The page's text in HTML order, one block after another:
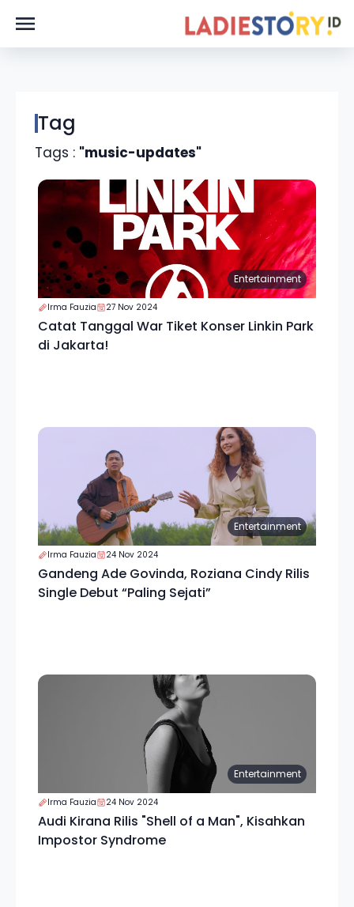
Tag
Tags : "music-updates"
Entertainment
Irma Fauzia 27 Nov 2024
Catat Tanggal War Tiket Konser Linkin Park
di Jakarta!
Entertainment
Irma Fauzia 24 Nov 2024
Gandeng Ade Govinda, Roziana Cindy Rilis
Single Debut “Paling Sejati”
Entertainment
Irma Fauzia 24 Nov 2024
Audi Kirana Rilis "Shell of a Man", Kisahkan
Impostor Syndrome